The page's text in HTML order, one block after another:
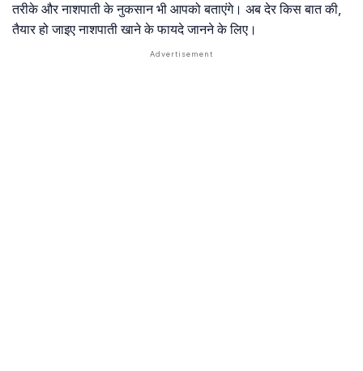
तरीके और नाशपाती के नुकसान भी आपको बताएंगे। अब देर किस बात की,
तैयार हो जाइए नाशपाती खाने के फायदे जानने के लिए।